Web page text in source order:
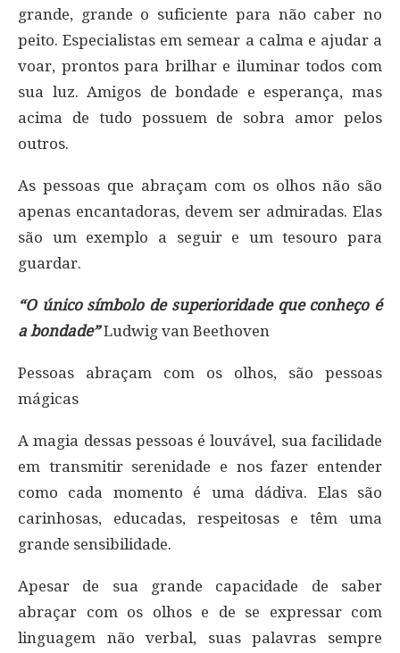
grande, grande o suficiente para não caber no
peito. Especialistas em semear a calma e ajudar a
voar, prontos para brilhar e iluminar todos com
sua luz. Amigos de bondade e esperança, mas
acima de tudo possuem de sobra amor pelos
outros.
As pessoas que abraçam com os olhos não são
apenas encantadoras, devem ser admiradas. Elas
são um exemplo a seguir e um tesouro para
guardar.
“O único símbolo de superioridade que conheço é
a bondade”Ludwig van Beethoven
Pessoas abraçam com os olhos, são pessoas
mágicas
A magia dessas pessoas é louvável, sua facilidade
em transmitir serenidade e nos fazer entender
como cada momento é uma dádiva. Elas são
carinhosas, educadas, respeitosas e têm uma
grande sensibilidade.
Apesar de sua grande capacidade de saber
abraçar com os olhos e de se expressar com
linguagem não verbal, suas palavras sempre